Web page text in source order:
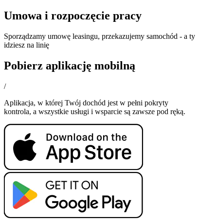
Umowa i rozpoczęcie pracy
Sporządzamy umowę leasingu, przekazujemy samochód - a ty
idziesz na linię
Pobierz aplikację mobilną
/
Aplikacja, w której Twój dochód jest w pełni pokryty
kontrola, a wszystkie usługi i wsparcie są zawsze pod ręką.